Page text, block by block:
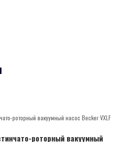
роторный вакуумный